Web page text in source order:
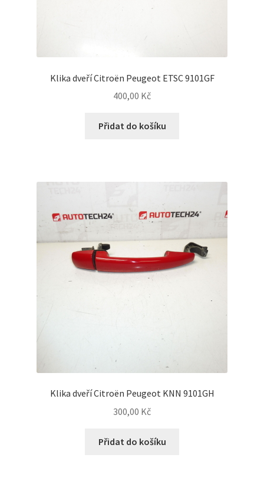
Klika dveří Citroën Peugeot ETSC 9101GF
400,00 Kč
Přidat do košíku
Klika dveří Citroën Peugeot KNN 9101GH
300,00 Kč
Přidat do košíku